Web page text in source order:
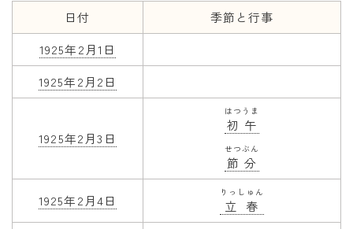
年齢と学年
年齢・干支
学年
厄年
日付
季節と行事
1925年2月1日
1925年2月2日
1925年2月3日
初午
はつうま
節分
せつぶん
1925年2月4日 立春
りっしゅん